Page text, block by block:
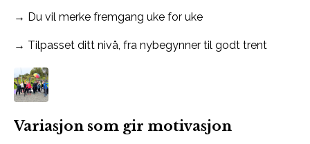
→ Du vil merke fremgang uke for uke
→ Tilpasset ditt nivå, fra nybegynner til godt trent
Variasjon som gir motivasjon